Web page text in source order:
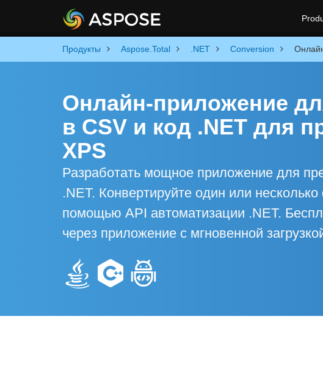
Продукты Aspose.Total .NET Conversion
Онлайн-приложение
в CSV и код .NET для
XPS
Разработать мощное приложение для
.NET. Конвертируйте один или
помощью API автоматизации .NET.
через приложение с мгновенной